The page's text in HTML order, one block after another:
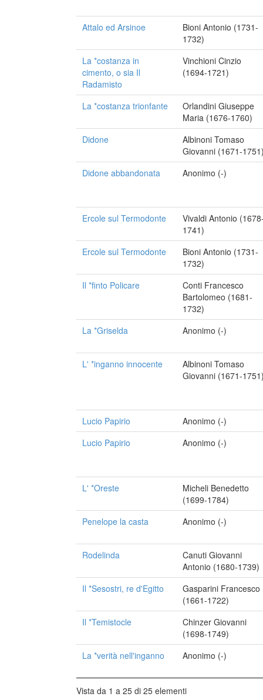
Attalo ed Arsinoe
Bioni Antonio (1731-
1732)
La *costanza in
cimento, o sia Il
Radamisto
Vinchioni Cinzio
(1694-1721)
La *costanza trionfante
Orlandini Giuseppe
Maria (1676-1760)
Didone
Albinoni Tomaso
Giovanni (1671-
Didone abbandonata
Anonimo (-)
Ercole sul Termodonte
Vivaldi Antonio
1741)
Ercole sul Termodonte
Bioni Antonio (1731-
1732)
Il *finto Policare
Conti Francesco
Bartolomeo (1681-
1732)
La *Griselda
Anonimo (-)
L' *inganno innocente
Albinoni Tomaso
Giovanni (1671-
Lucio Papirio
Anonimo (-)
Lucio Papirio
Anonimo (-)
L' *Oreste
Micheli Benedetto
(1699-1784)
Penelope la casta
Anonimo (-)
Rodelinda
Canuti Giovanni
Antonio (1680-1739)
Il *Sesostri, re d'Egitto
Gasparini Francesco
(1661-1722)
Il *Temistocle
Chinzer Giovanni
(1698-1749)
La *verità nell'inganno
Anonimo (-)
Vista da 1 a 25 di 25 elementi